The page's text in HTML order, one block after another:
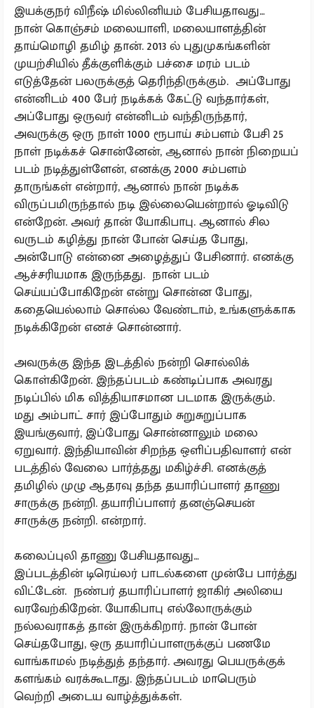
இயக்குநர் விநீஷ் மில்லினியம் பேசியதாவது…
நான் கொஞ்சம் மலையாளி, மலையாளத்தின்
தாய்மொழி தமிழ் தான். 2013 ல் புதுமுகங்களின்
முயற்சியில் தீக்குளிக்கும் பச்சை மரம் படம்
எடுத்தேன் பலருக்குத் தெரிந்திருக்கும். அப்போது
என்னிடம் 400 பேர் நடிக்கக் கேட்டு வந்தார்கள்,
அப்போது ஒருவர் என்னிடம் வந்திருந்தார்,
அவருக்கு ஒரு நாள் 1000 ரூபாய் சம்பளம் பேசி 25
நாள் நடிக்கச் சொன்னேன், ஆனால் நான் நிறையப்
படம் நடித்துள்ளேன், எனக்கு 2000 சம்பளம்
தாருங்கள் என்றார், ஆனால் நான் நடிக்க
விருப்பமிருந்தால் நடி இல்லையென்றால் ஓடிவிடு
என்றேன். அவர் தான் யோகிபாபு. ஆனால் சில
வருடம் கழித்து நான் போன் செய்த போது,
அன்போடு என்னை அழைத்துப் பேசினார். எனக்கு
ஆச்சரியமாக இருந்தது. நான் படம்
செய்யப்போகிறேன் என்று சொன்ன போது,
கதையெல்லாம் சொல்ல வேண்டாம், உங்களுக்காக
நடிக்கிறேன் எனச் சொன்னார்.
அவருக்கு இந்த இடத்தில் நன்றி சொல்லிக்
கொள்கிறேன். இந்தப்படம் கண்டிப்பாக அவரது
நடிப்பில் மிக வித்தியாசமான படமாக இருக்கும்.
மது அம்பாட் சார் இப்போதும் சுறுசுறுப்பாக
இயங்குவார், இப்போது சொன்னாலும் மலை
ஏறுவார். இந்தியாவின் சிறந்த ஒளிப்பதிவாளர் என்
படத்தில் வேலை பார்த்தது மகிழ்ச்சி. எனக்குத்
தமிழில் முழு ஆதரவு தந்த தயாரிப்பாளர் தாணு
சாருக்கு நன்றி. தயாரிப்பாளர் தனஞ்செயன்
சாருக்கு நன்றி. என்றார்.
கலைப்புலி தாணு பேசியதாவது…
இப்படத்தின் டிரெய்லர் பாடல்களை முன்பே பார்த்து
விட்டேன். நண்பர் தயாரிப்பாளர் ஜாகிர் அலியை
வரவேற்கிறேன். யோகிபாபு எல்லோருக்கும்
நல்லவராகத் தான் இருக்கிறார். நான் போன்
செய்தபோது, ஒரு தயாரிப்பாளருக்குப் பணமே
வாங்காமல் நடித்துத் தந்தார். அவரது பெயருக்குக்
களங்கம் வரக்கூடாது. இந்தப்படம் மாபெரும்
வெற்றி அடைய வாழ்த்துக்கள்.